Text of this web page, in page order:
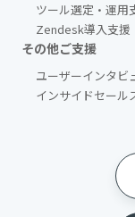
ツール選定・運用
Zendesk導入支援
その他ご支援​
ユーザーインタビ
インサイドセール